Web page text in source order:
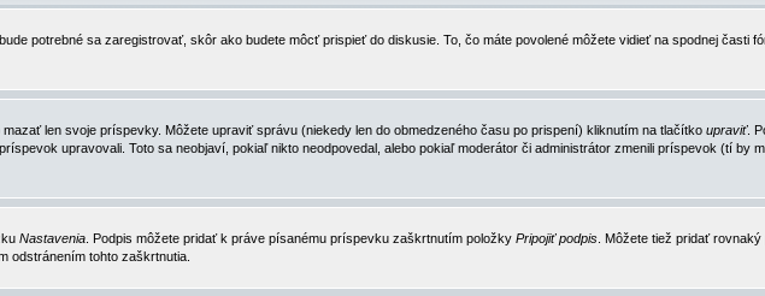
potrebné sa zaregistrovať, skôr ako budete môcť prispieť do diskusie. To, čo máte povolené môžete vidieť na spodnej časti
len svoje príspevky. Môžete upraviť správu (niekedy len do obmedzeného času po prispení) kliknutím na tlačítko upraviť.
upravovali. Toto sa neobjaví, pokiaľ nikto neodpovedal, alebo pokiaľ moderátor či administrátor zmenili príspevok (tí by
Nastavenia . Podpis môžete pridať k práve písanému príspevku zaškrtnutím položky Pripojiť podpis . Môžete tiež pridať
odstránením tohto zaškrtnutia.